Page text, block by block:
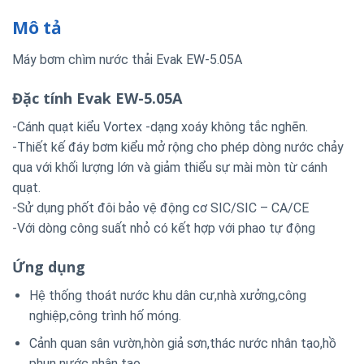
Mô tả
Máy bơm chìm nước thải Evak EW-5.05A
Đặc tính Evak EW-5.05A
-Cánh quạt kiểu Vortex -dạng xoáy không tắc nghẽn.
-Thiết kế đáy bơm kiểu mở rộng cho phép dòng nước chảy
qua với khối lượng lớn và giảm thiểu sự mài mòn từ cánh
quạt.
-Sử dụng phốt đôi bảo vệ động cơ SIC/SIC – CA/CE
-Với dòng công suất nhỏ có kết hợp với phao tự động
Ứng dụng
Hệ thống thoát nước khu dân cư,nhà xưởng,công
nghiệp,công trình hố móng.
Cảnh quan sân vườn,hòn giả sơn,thác nước nhân tạo,hồ